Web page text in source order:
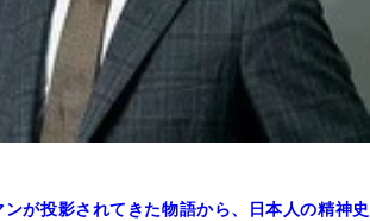
が投影されてきた物語から、日本人の精神史